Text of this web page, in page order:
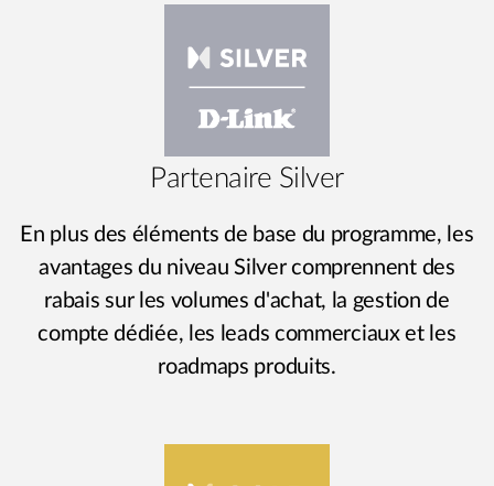
Partenaire Silver
En plus des éléments de base du programme, les
avantages du niveau Silver comprennent des
rabais sur les volumes d'achat, la gestion de
compte dédiée, les leads commerciaux et les
roadmaps produits.